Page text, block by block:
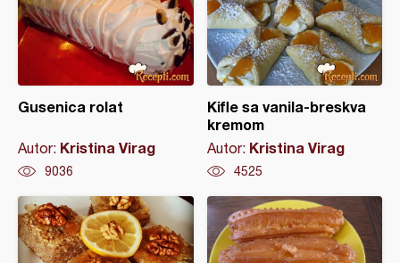
Gusenica rolat
Autor: Kristina Virag
9036
Kifle sa vanila-breskva
kremom
Autor: Kristina Virag
4525